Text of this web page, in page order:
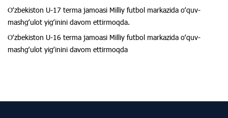
Oʻzbekiston U-17 terma jamoasi Milliy futbol markazida oʻquv-
mashgʻulot yigʻinini davom ettirmoqda.
Oʻzbekiston U-16 terma jamoasi Milliy futbol markazida oʻquv-
mashgʻulot yigʻinini davom ettirmoqda